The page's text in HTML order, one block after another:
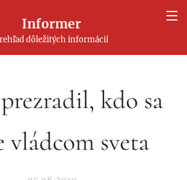
Informer
dôležitých informácií
kdo sa
vládcom sveta